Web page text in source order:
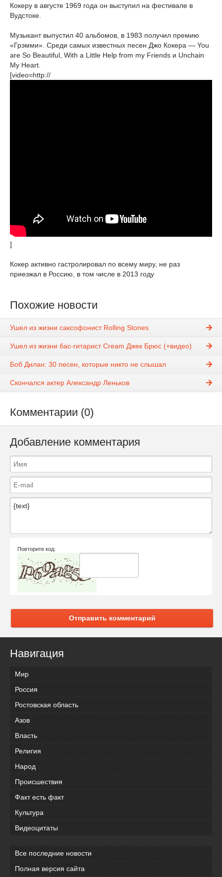
Кокеру в августе 1969 года он выступил на фестивале в
Вудстоке.
Музыкант выпустил 40 альбомов, в 1983 получил премию
«Грэмми». Среди самых известных песен Джо Кокера — You
are So Beautiful, With a Little Help from my Friends и Unchain
My Heart.
[video=http://
]
Кокер активно гастролировал по всему миру, не раз
приезжал в Россию, в том числе в 2013 году
Похожие новости
Ушел из жизни саксофонист Rolling Stones
Ушел из жизни бас-гитарист Cream Джек Брюс (+видео)
Боб Дилан: 30 песен, которые никто не слышал
Скончался актер Александр Леньков
Комментарии (0)
Добавление комментария
Повторите код:
Отправить комментарий
Навигация
Мир
Россия
Ростовская область
Азов
Власть
Религия
Народ
Происшествия
Факт есть факт
Культура
Видеоцитаты
Все последние новости
Полная версия сайта